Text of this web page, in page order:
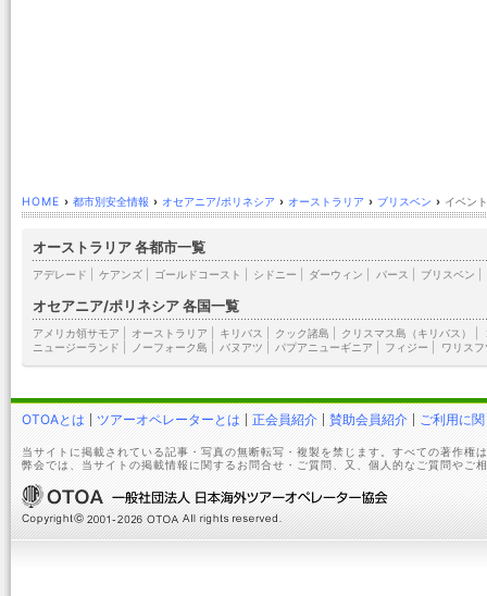
HOME › 都市別安全情報 › オセアニア/ポリネシア › オーストラリア › ブリスベン › イベン
オーストラリア 各都市一覧
アデレード ケアンズ ゴールドコースト シドニー ダーウィン パース ブリスベン
オセアニア/ポリネシア 各国一覧
アメリカ領サモア オーストラリア キリバス クック諸島 クリスマス島（キリバス）
ニュージーランド
ノーフォーク島 バヌアツ パプアニューギニア フィジー ワリス
OTOAとは ツアーオペレーターとは 正会員紹介 賛助会員紹介 ご利用に
当サイトに掲載されている記事・写真の無断転写・複製を禁じます。すべての著作権
弊会では、当サイトの掲載情報に関するお問合せ・ご質問、又、個人的なご質問やご